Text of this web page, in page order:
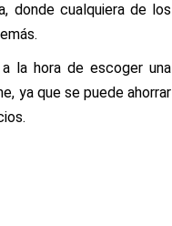
donde cualquiera de los
la hora de escoger una
ya que se puede ahorrar